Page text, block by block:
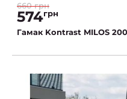
660 грн
574грн
Гамак Kontrast MILOS